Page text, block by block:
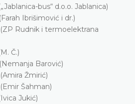
bus“ d.o.o. Jablanica)
Ibrišimović i dr.)
Rudnik i termoelektrana
(M. Č.)
(Nemanja Barović)
(Amira Žmirić)
(Emir Šahman)
(Ivica Jukić)